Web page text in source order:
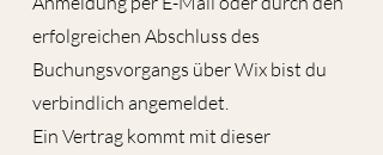
erfolgreichen Abschluss des
Buchungsvorgangs über Wix bist du
verbindlich angemeldet.
Ein Vertrag kommt mit dieser